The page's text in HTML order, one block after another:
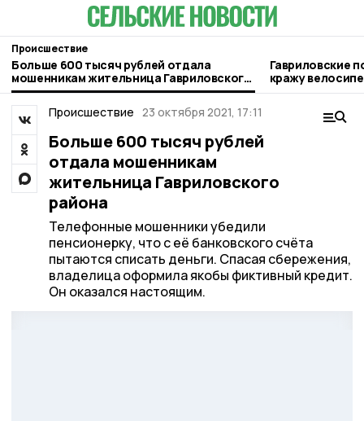
Происшествие
Больше 600 тысяч рублей отдала
мошенникам жительница Гавриловского
района
Гавриловские
кражу
Происшествие 23 октября 2021, 17:11
Больше 600 тысяч рублей
отдала мошенникам
жительница Гавриловского
района
Телефонные мошенники убедили
пенсионерку, что с её банковского счёта
пытаются списать деньги. Спасая сбережения,
владелица оформила якобы фиктивный кредит.
Он оказался настоящим.